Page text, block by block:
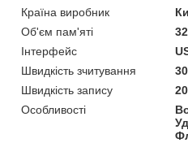
Країна виробник
Об'єм пам'яті
Інтерфейс
Швидкість зчитування
Швидкість запису
Особливості